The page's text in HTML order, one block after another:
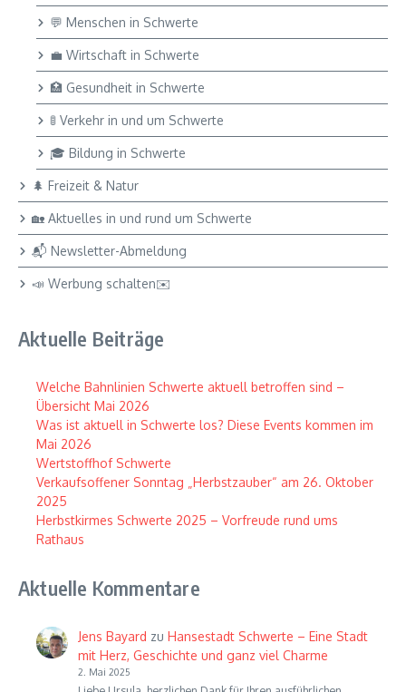
💬 Menschen in Schwerte
💼 Wirtschaft in Schwerte
🏥 Gesundheit in Schwerte
🚦 Verkehr in und um Schwerte
🎓 Bildung in Schwerte
🌲 Freizeit & Natur
🏡 Aktuelles in und rund um Schwerte
📬 Newsletter-Abmeldung
📣 Werbung schalten✉️
Aktuelle Beiträge
Welche Bahnlinien Schwerte aktuell betroffen sind –
Übersicht Mai 2026
Was ist aktuell in Schwerte los? Diese Events kommen im
Mai 2026
Wertstoffhof Schwerte
Verkaufsoffener Sonntag „Herbstzauber“ am 26. Oktober
2025
Herbstkirmes Schwerte 2025 – Vorfreude rund ums
Rathaus
Aktuelle Kommentare
Jens Bayard zu Hansestadt Schwerte – Eine Stadt
mit Herz, Geschichte und ganz viel Charme
2. Mai 2025